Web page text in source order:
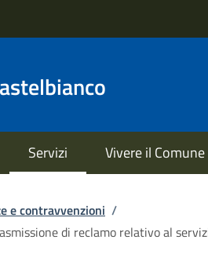
Servizi Vivere il Comune
e contravvenzioni /
di reclamo relativo al